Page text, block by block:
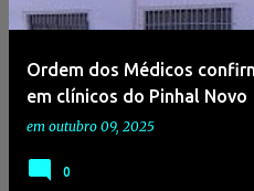
Ordem dos Médicos
em clínicos do Pinhal Novo
em outubro 09, 2025
0